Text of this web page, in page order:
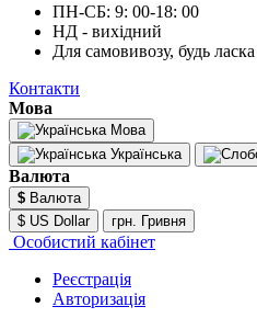
ПН-СБ: 9: 00-18: 00
НД - вихідний
Для самовивозу, будь
Контакти
Мова
Мова
Українська
Валюта
$ Валюта
$ US Dollar
грн. Гривня
Особистий кабінет
Реєстрація
Авторизація